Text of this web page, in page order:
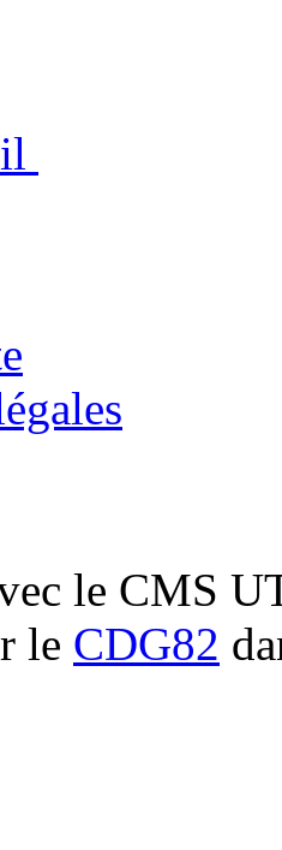
le CMS
le CDG82